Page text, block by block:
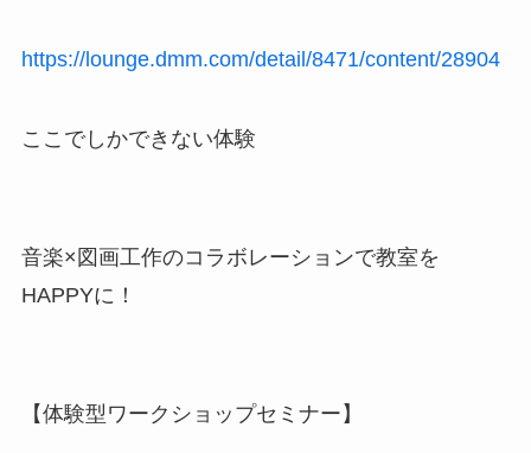
https://lounge.dmm.com/detail/8471/content/28904
ここでしかできない体験
音楽×図画工作のコラボレーションで教室を
HAPPYに！
【体験型ワークショップセミナー】